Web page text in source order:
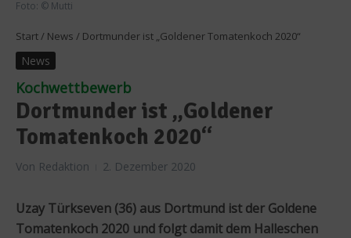
Foto: © Mutti
Start / News / Dortmunder ist „Goldener Tomatenkoch 2020“
News
Kochwettbewerb
Dortmunder ist „Goldener
Tomatenkoch 2020“
Von Redaktion 2. Dezember 2020
Uzay Türkseven (36) aus Dortmund ist der Goldene
Tomatenkoch 2020 und folgt damit dem Halleschen